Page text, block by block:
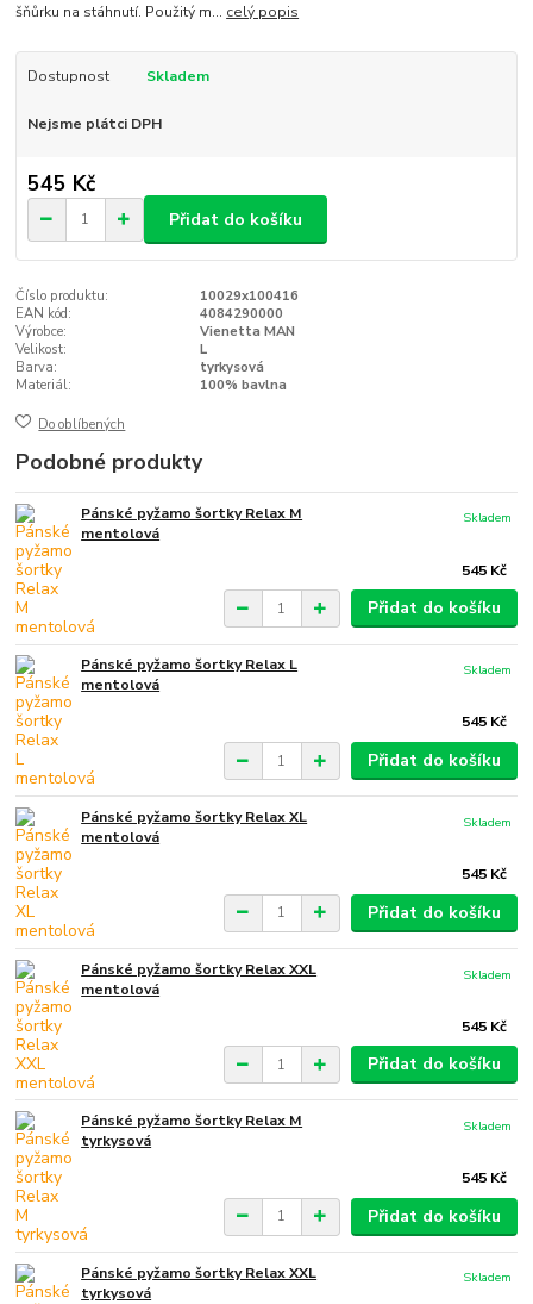
šňůrku na stáhnutí. Použitý m... celý popis
Dostupnost Skladem
Nejsme plátci DPH
545 Kč
Přidat do košíku
Číslo produktu:
10029x100416
EAN kód:
4084290000
Výrobce:
Vienetta MAN
Velikost:
L
Barva:
tyrkysová
Materiál:
100% bavlna
Do oblíbených
Podobné produkty
Pánské pyžamo šortky Relax M
mentolová
545 Kč
Skladem
Přidat do košíku
Pánské pyžamo šortky Relax L
mentolová
545 Kč
Skladem
Přidat do košíku
Pánské pyžamo šortky Relax XL
mentolová
545 Kč
Skladem
Přidat do košíku
Pánské pyžamo šortky Relax XXL
mentolová
545 Kč
Skladem
Přidat do košíku
Pánské pyžamo šortky Relax M
tyrkysová
545 Kč
Skladem
Přidat do košíku
Pánské pyžamo šortky Relax XXL
tyrkysová
Skladem